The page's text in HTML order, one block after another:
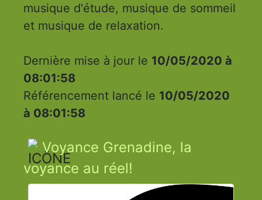
musique d'étude, musique de sommeil
et musique de relaxation.
Dernière mise à jour le 10/05/2020 à
08:01:58
Référencement lancé le 10/05/2020
à 08:01:58
Voyance Grenadine, la
voyance au réel!